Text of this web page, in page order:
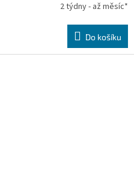
2 týdny - až měsíc*
Do košíku